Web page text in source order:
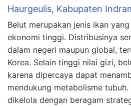
Haurgeulis, Kabupaten
Belut merupakan jenis ikan
ekonomi tinggi. Distribusinya
dalam negeri maupun global,
Korea. Selain tinggi nilai gizi,
karena dipercaya dapat
mendukung metabolisme
dikelola dengan beragam